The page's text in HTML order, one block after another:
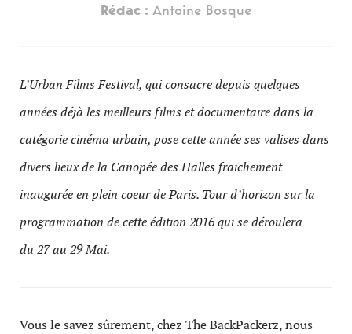
Rédac : Antoine Bosque
L’Urban Films Festival, qui consacre depuis quelques
années déjà les meilleurs films et documentaire dans la
catégorie cinéma urbain, pose cette année ses valises dans
divers lieux de la Canopée des Halles fraichement
inaugurée en plein coeur de Paris. Tour d’horizon sur la
programmation de cette édition 2016 qui se déroulera
du 27 au 29 Mai.
Vous le savez sûrement, chez The BackPackerz, nous